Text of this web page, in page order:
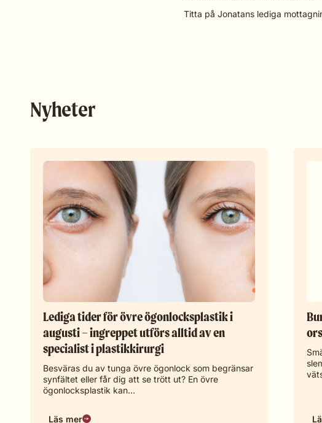
Titta på Jonatans lediga
Nyheter
Lediga tider för övre ögonlocksplastik i
augusti – ingreppet utförs alltid av en
specialist i plastikkirurgi
Besväras du av tunga övre ögonlock som begränsar
synfältet eller får dig att se trött ut? En övre
ögonlocksplastik kan…
Läs mer